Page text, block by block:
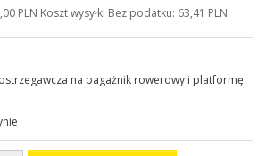
PLN Koszt wysyłki Bez podatku: 63,41 PLN
na bagażnik rowerowy i platformę